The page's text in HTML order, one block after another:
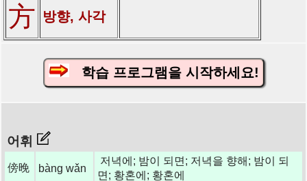
方 방향, 사각
학습 프로그램을 시작하세요!
어휘
傍晚 bàng wǎn
저녁에; 밤이 되면; 저녁을 향해; 밤이 되
면; 황혼에; 황혼에